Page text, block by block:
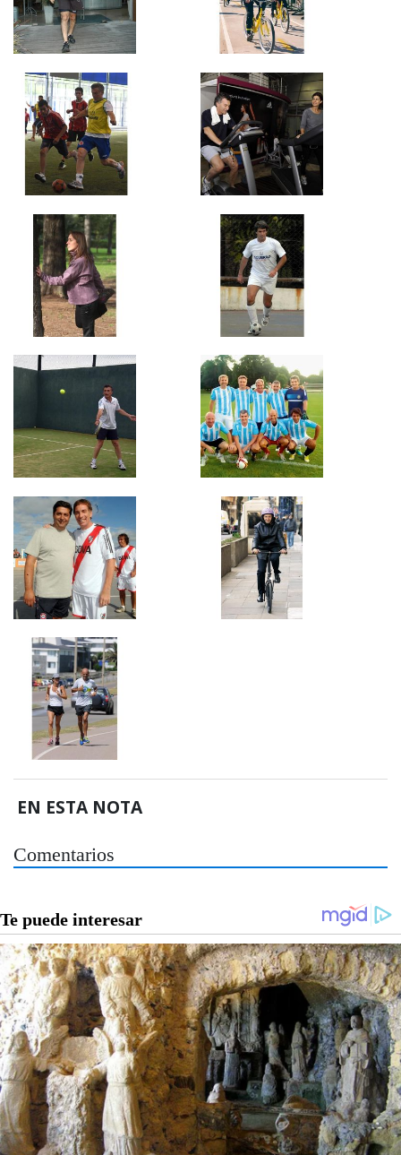
EN ESTA NOTA
Comentarios